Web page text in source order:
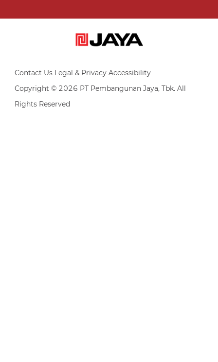
Contact Us Legal & Privacy Accessibility
Copyright © 2026 PT Pembangunan Jaya, Tbk. All
Rights Reserved